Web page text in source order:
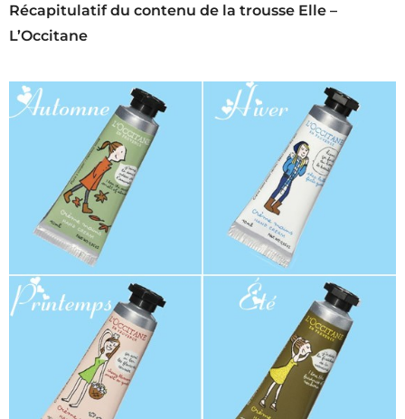
Récapitulatif du contenu de la trousse Elle –
L’Occitane